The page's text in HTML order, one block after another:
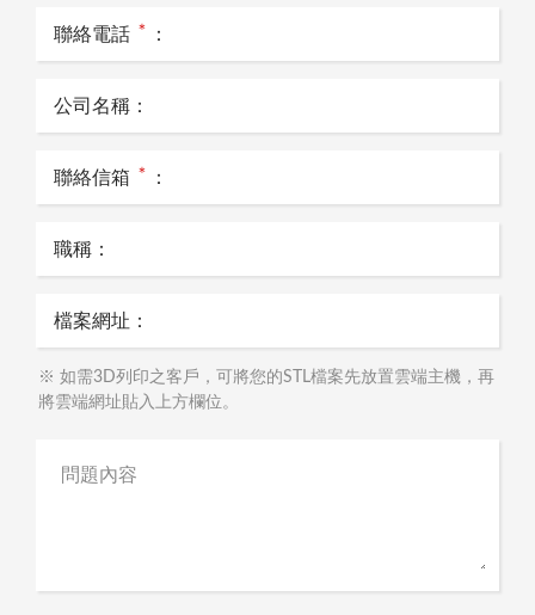
聯絡電話 ＊ ：
公司名稱：
聯絡信箱 ＊ ：
職稱：
檔案網址：
※ 如需3D列印之客戶，可將您的STL檔案先放置雲端主機，再
將雲端網址貼入上方欄位。